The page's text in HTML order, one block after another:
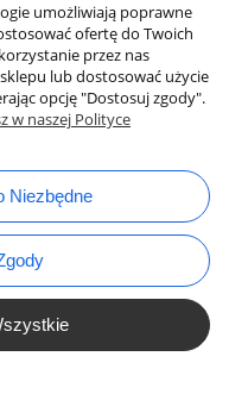
umożliwiają poprawne
ofertę do Twoich
przez nas
lub dostosować użycie
opcję "Dostosuj zgody".
w naszej Polityce
Niezbędne